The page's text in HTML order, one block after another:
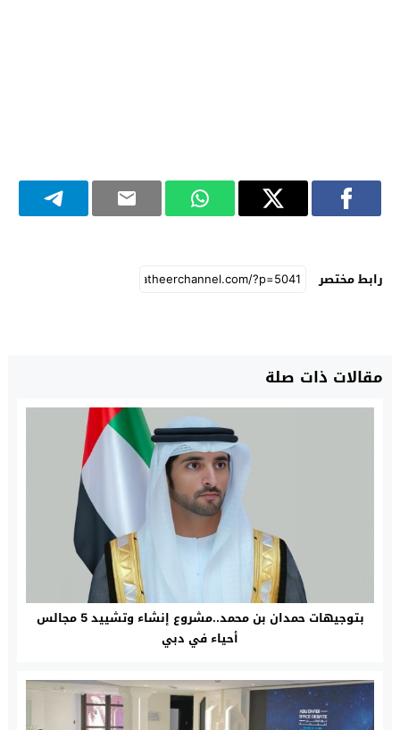
رابط مختصر
مقالات ذات صلة
بتوجيهات حمدان بن محمد..مشروع إنشاء وتشييد 5 مجالس
أحياء في دبي